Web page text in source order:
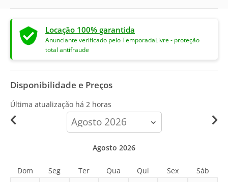
Locação 100% garantida
Anunciante verificado pelo TemporadaLivre - proteção
total antifraude
Disponibilidade e Preços
Última atualização há 2 horas
calendar-
month
Agosto 2026
Dom Seg Ter Qua Qui Sex Sáb